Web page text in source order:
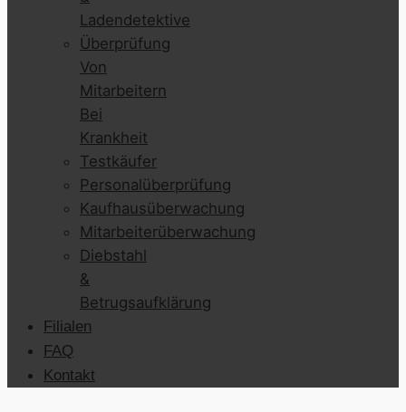
Ladendetektive
Überprüfung
Von
Mitarbeitern
Bei
Krankheit
Testkäufer
Personalüberprüfung
Kaufhausüberwachung
Mitarbeiterüberwachung
Diebstahl
&
Betrugsaufklärung
Filialen
FAQ
Kontakt